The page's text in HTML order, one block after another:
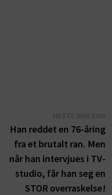
Han reddet en 76-åring
fra et brutalt ran. Men
når han intervjues i TV-
studio, får han seg en
STOR overraskelse!